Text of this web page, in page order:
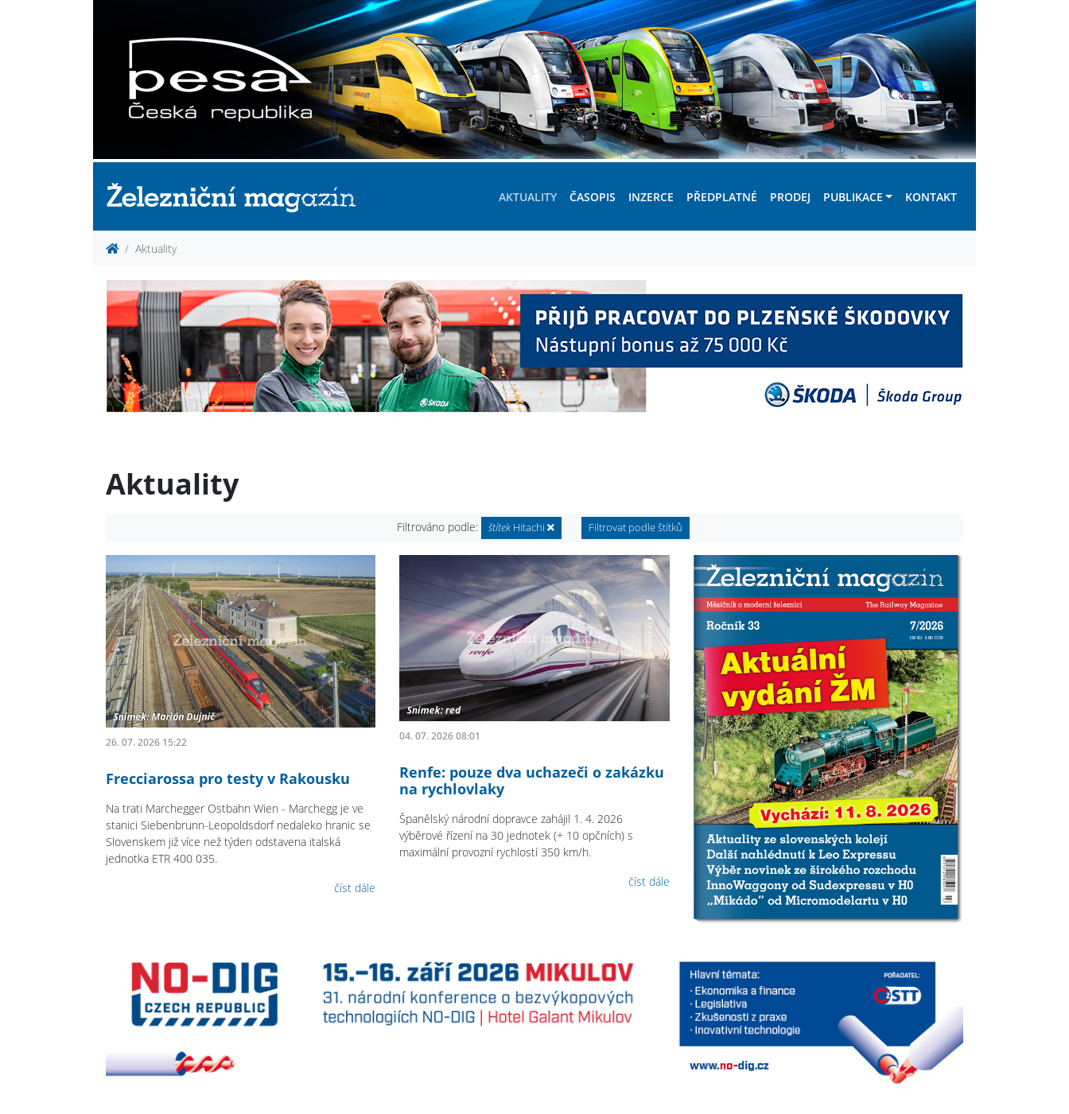
AKTUALITY ČASOPIS INZERCE PŘEDPLATNÉ PRODEJ PUBLIKACE KONTAKT
Aktuality
Aktuality
Filtrováno podle: štítekHitachi Filtrovat podle štítků
26. 07. 2026 15:22
Frecciarossa pro testy v Rakousku
Na trati Marchegger Ostbahn Wien - Marchegg je ve
stanici Siebenbrunn-Leopoldsdorf nedaleko hranic se
Slovenskem již více než týden odstavena italská
jednotka ETR 400 035.
číst dále
04. 07. 2026 08:01
Renfe: pouze dva uchazeči o zakázku
na rychlovlaky
Španělský národní dopravce zahájil 1. 4. 2026
výběrové řízení na 30 jednotek (+ 10 opčních) s
maximální provozní rychlostí 350 km/h.
číst dále